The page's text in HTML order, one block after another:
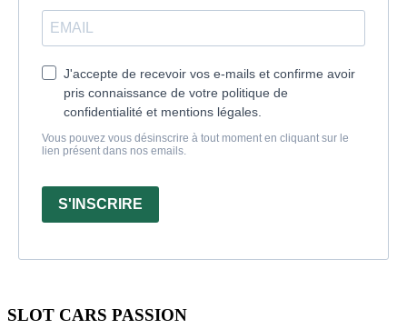
J'accepte de recevoir vos e-mails et confirme avoir
pris connaissance de votre politique de
confidentialité et mentions légales.
Vous pouvez vous désinscrire à tout moment en cliquant sur le
lien présent dans nos emails.
S'INSCRIRE
SLOT CARS PASSION